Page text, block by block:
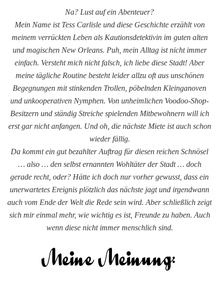
Na? Lust auf ein Abenteuer?
Mein Name ist Tess Carlisle und diese Geschichte erzählt von
meinem verrückten Leben als Kautionsdetektivin im guten alten
und magischen New Orleans. Puh, mein Alltag ist nicht immer
einfach. Versteht mich nicht falsch, ich liebe diese Stadt! Aber
meine tägliche Routine besteht leider allzu oft aus unschönen
Begegnungen mit stinkenden Trollen, pöbelnden Kleinganoven
und unkooperativen Nymphen. Von unheimlichen Voodoo-Shop-
Besitzern und ständig Streiche spielenden Mitbewohnern will ich
erst gar nicht anfangen. Und oh, die nächste Miete ist auch schon
wieder fällig.
Da kommt ein gut bezahlter Auftrag für diesen reichen Schnösel
… also … den selbst ernannten Wohltäter der Stadt … doch
gerade recht, oder? Hätte ich doch nur vorher gewusst, dass ein
unerwartetes Ereignis plötzlich das nächste jagt und irgendwann
auch vom Ende der Welt die Rede sein wird. Aber schließlich zeigt
sich mir einmal mehr, wie wichtig es ist, Freunde zu haben. Auch
wenn diese nicht immer menschlich sind.